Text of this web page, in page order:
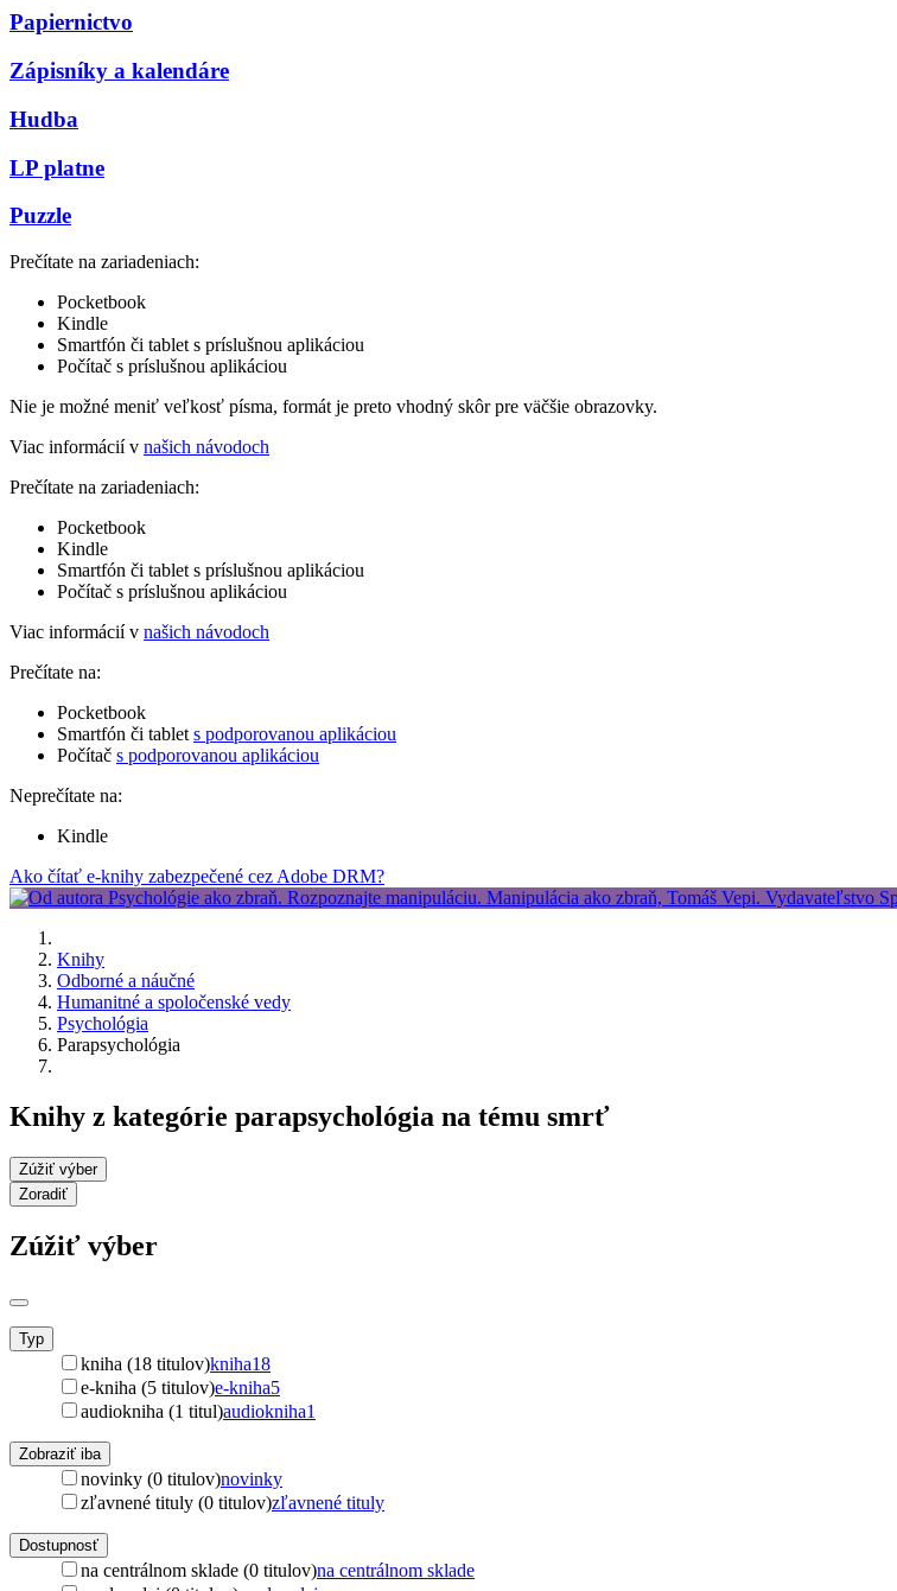
Papiernictvo
Zápisníky a kalendáre
Hudba
LP platne
Puzzle
Prečítate na zariadeniach:
Pocketbook
Kindle
Smartfón či tablet s príslušnou aplikáciou
Počítač s príslušnou aplikáciou
Nie je možné meniť veľkosť písma, formát je preto vhodný skôr pre väčšie obrazovky.
Viac informácií v našich návodoch
Prečítate na zariadeniach:
Pocketbook
Kindle
Smartfón či tablet s príslušnou aplikáciou
Počítač s príslušnou aplikáciou
Viac informácií v našich návodoch
Prečítate na:
Pocketbook
Smartfón či tablet s podporovanou aplikáciou
Počítač s podporovanou aplikáciou
Neprečítate na:
Kindle
Ako čítať e-knihy zabezpečené cez Adobe DRM?
Knihy
Odborné a náučné
Humanitné a spoločenské vedy
Psychológia
Parapsychológia
Knihy z kategórie parapsychológia na tému smrť
Zúžiť výber
Zoradiť
Zúžiť výber
Typ
kniha (18 titulov)kniha18
e-kniha (5 titulov)e-kniha5
audiokniha (1 titul)audiokniha1
Zobraziť iba
novinky (0 titulov)novinky
zľavnené tituly (0 titulov)zľavnené tituly
Dostupnosť
na centrálnom sklade (0 titulov)na centrálnom sklade